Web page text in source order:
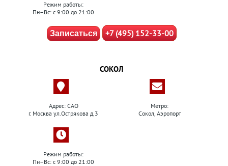
Режим работы:
Пн–Вс: с 9:00 до 21:00
Записаться +7 (495) 152-33-00
СОКОЛ
Адрес: САО
г. Москва ул.Острякова д.3
Метро:
Сокол, Аэропорт
Режим работы:
Пн–Вс: с 9:00 до 21:00